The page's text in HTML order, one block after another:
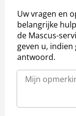
Uw vragen en
belangrijke
de Mascus-
geven u, indien
antwoord.